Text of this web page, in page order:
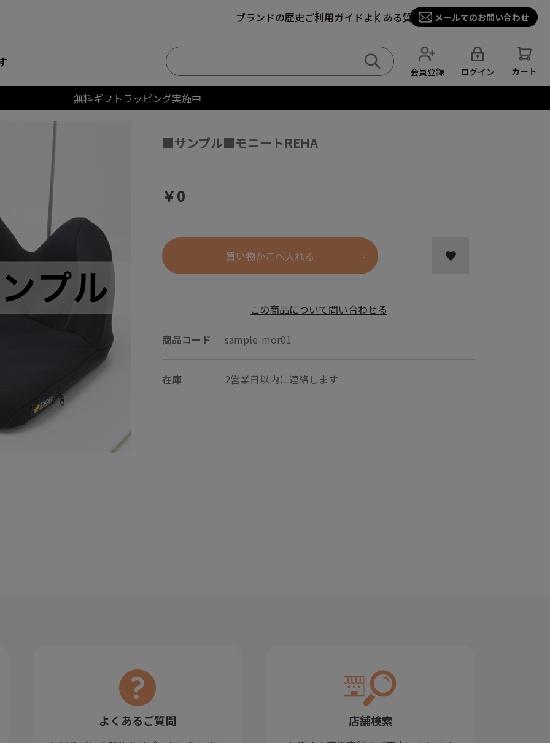
ブランドの歴史ご利用ガイドよくある質問 メールでのお問い合わせ
会員登録 ログイン カート
無料ギフトラッピング実施中
■サンプル■モニートREHA
￥0
商品コード sample-mor01
在庫 2営業日以内に連絡します
買い物かごへ入れる
この商品について問い合わせる
よくあるご質問 店舗検索